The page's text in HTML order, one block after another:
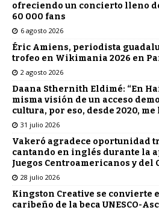
ofreciendo un concierto lleno
60 000 fans
6 agosto 2026
Éric Amiens, periodista
trofeo en Wikimania 2026 en
2 agosto 2026
Daana Sthernith Eldimé: “En
misma visión de un acceso
cultura, por eso, desde 2020,
31 julio 2026
Vakeró agradece oportunidad
cantando en inglés durante la
Juegos Centroamericanos y del
28 julio 2026
Kingston Creative se convierte
caribeño de la beca UNESCO-